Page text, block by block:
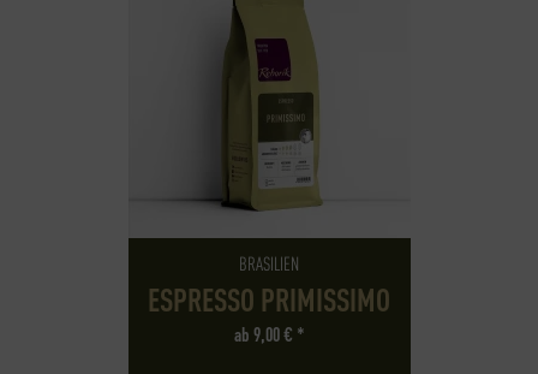
BRASILIEN
ESPRESSO PRIMISSIMO
ab9,00€ *